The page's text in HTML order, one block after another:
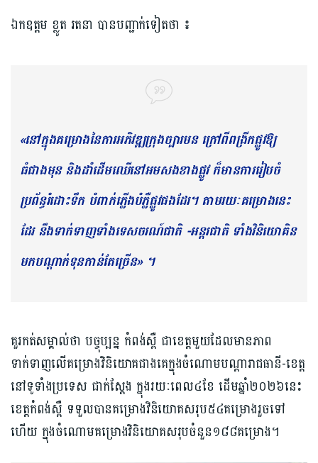
ឯកឧត្ត​ម ​ខ្លូត រតនា បាន​បញ្ជាក់ទៀតថា ៖
«នៅក្នុង​គម្រោងនៃការអភិវឌ្ឍក្រុង​ច្បារមន ក្រៅពី​ពង្រីកផ្លូវឱ្យ
ធំជាង​មុន និងដាំដើមឈើ​នៅ​អមសងខាង​ផ្លូវ ក៏មានការ​រៀបចំ
ប្រព័ន្ធរំដោះទឹក បំពាក់ភ្លើង​បំភ្លឺផ្លូវ​ផងដែរ។ តាមរយៈគម្រោងនេះ
ដែរ ​នឹង​ទាក់ទាញទាំងទេសចរណ៍ជាតិ -អន្តរជាតិ ទាំងវិនិយោគិន​
មកបណ្ដាក់ទុនកាន់តែច្រើន» ។
គួរ​កត់សម្គាល់ថា បច្ចុប្បន្ន កំពង់ស្ពឺ ជា​ខេត្តមួយដែលមានភាព
ទាក់ទាញលើគម្រោង​វិនិយោគ​ជាង​គេ​ក្នុង​ចំណោម​បណ្ដារាជធានី-ខេត្ត
នៅ​ទូទាំង​ប្រទេស​ ជាក់ស្ដែង ​ក្នុងរយៈពេល​៤ខែ ដើមឆ្នាំ២០២៦​នេះ
ខេត្តកំពង់ស្ពឺ ទទួលបានគម្រោង​វិនិយោគសរុប​៥៤​គម្រោងរួចទៅ
ហើយ​​ ក្នុង​ចំណោម​គម្រោង​វិនិយោគសរុប​ចំនួន១៨៨គម្រោង។